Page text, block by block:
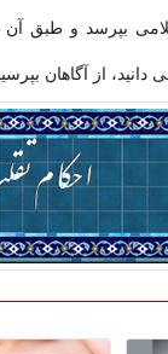
بپرسد و طبق آن
‏دانید، از آگاهان